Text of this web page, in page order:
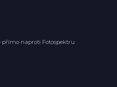
přímo naproti Fotospektru